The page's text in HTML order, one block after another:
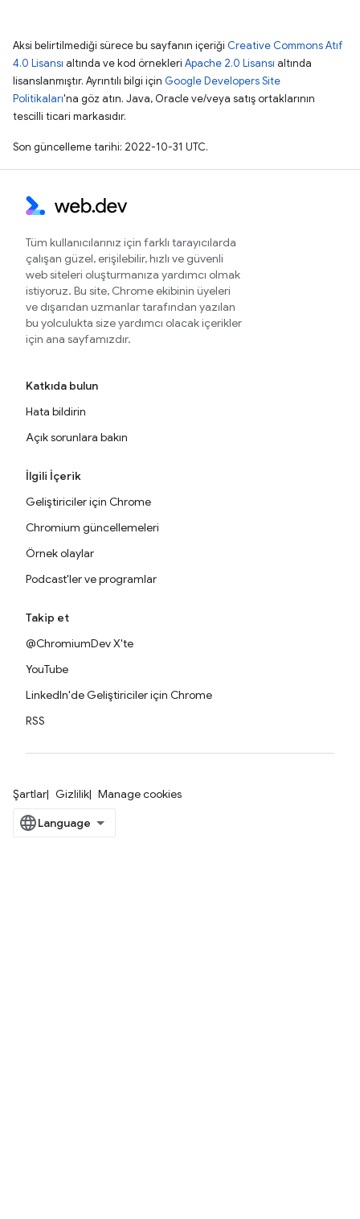
Aksi belirtilmediği sürece bu sayfanın içeriği Creative Commons Atıf
4.0 Lisansı altında ve kod örnekleri Apache 2.0 Lisansı altında
lisanslanmıştır. Ayrıntılı bilgi için Google Developers Site
Politikaları'na göz atın. Java, Oracle ve/veya satış ortaklarının
tescilli ticari markasıdır.
Son güncelleme tarihi: 2022-10-31 UTC.
Tüm kullanıcılarınız için farklı tarayıcılarda
çalışan güzel, erişilebilir, hızlı ve güvenli
web siteleri oluşturmanıza yardımcı olmak
istiyoruz. Bu site, Chrome ekibinin üyeleri
ve dışarıdan uzmanlar tarafından yazılan
bu yolculukta size yardımcı olacak içerikler
için ana sayfamızdır.
Katkıda bulun
Hata bildirin
Açık sorunlara bakın
İlgili İçerik
Geliştiriciler için Chrome
Chromium güncellemeleri
Örnek olaylar
Podcast'ler ve programlar
Takip et
@ChromiumDev X'te
YouTube
LinkedIn'de Geliştiriciler için Chrome
RSS
Şartlar Gizlilik Manage cookies